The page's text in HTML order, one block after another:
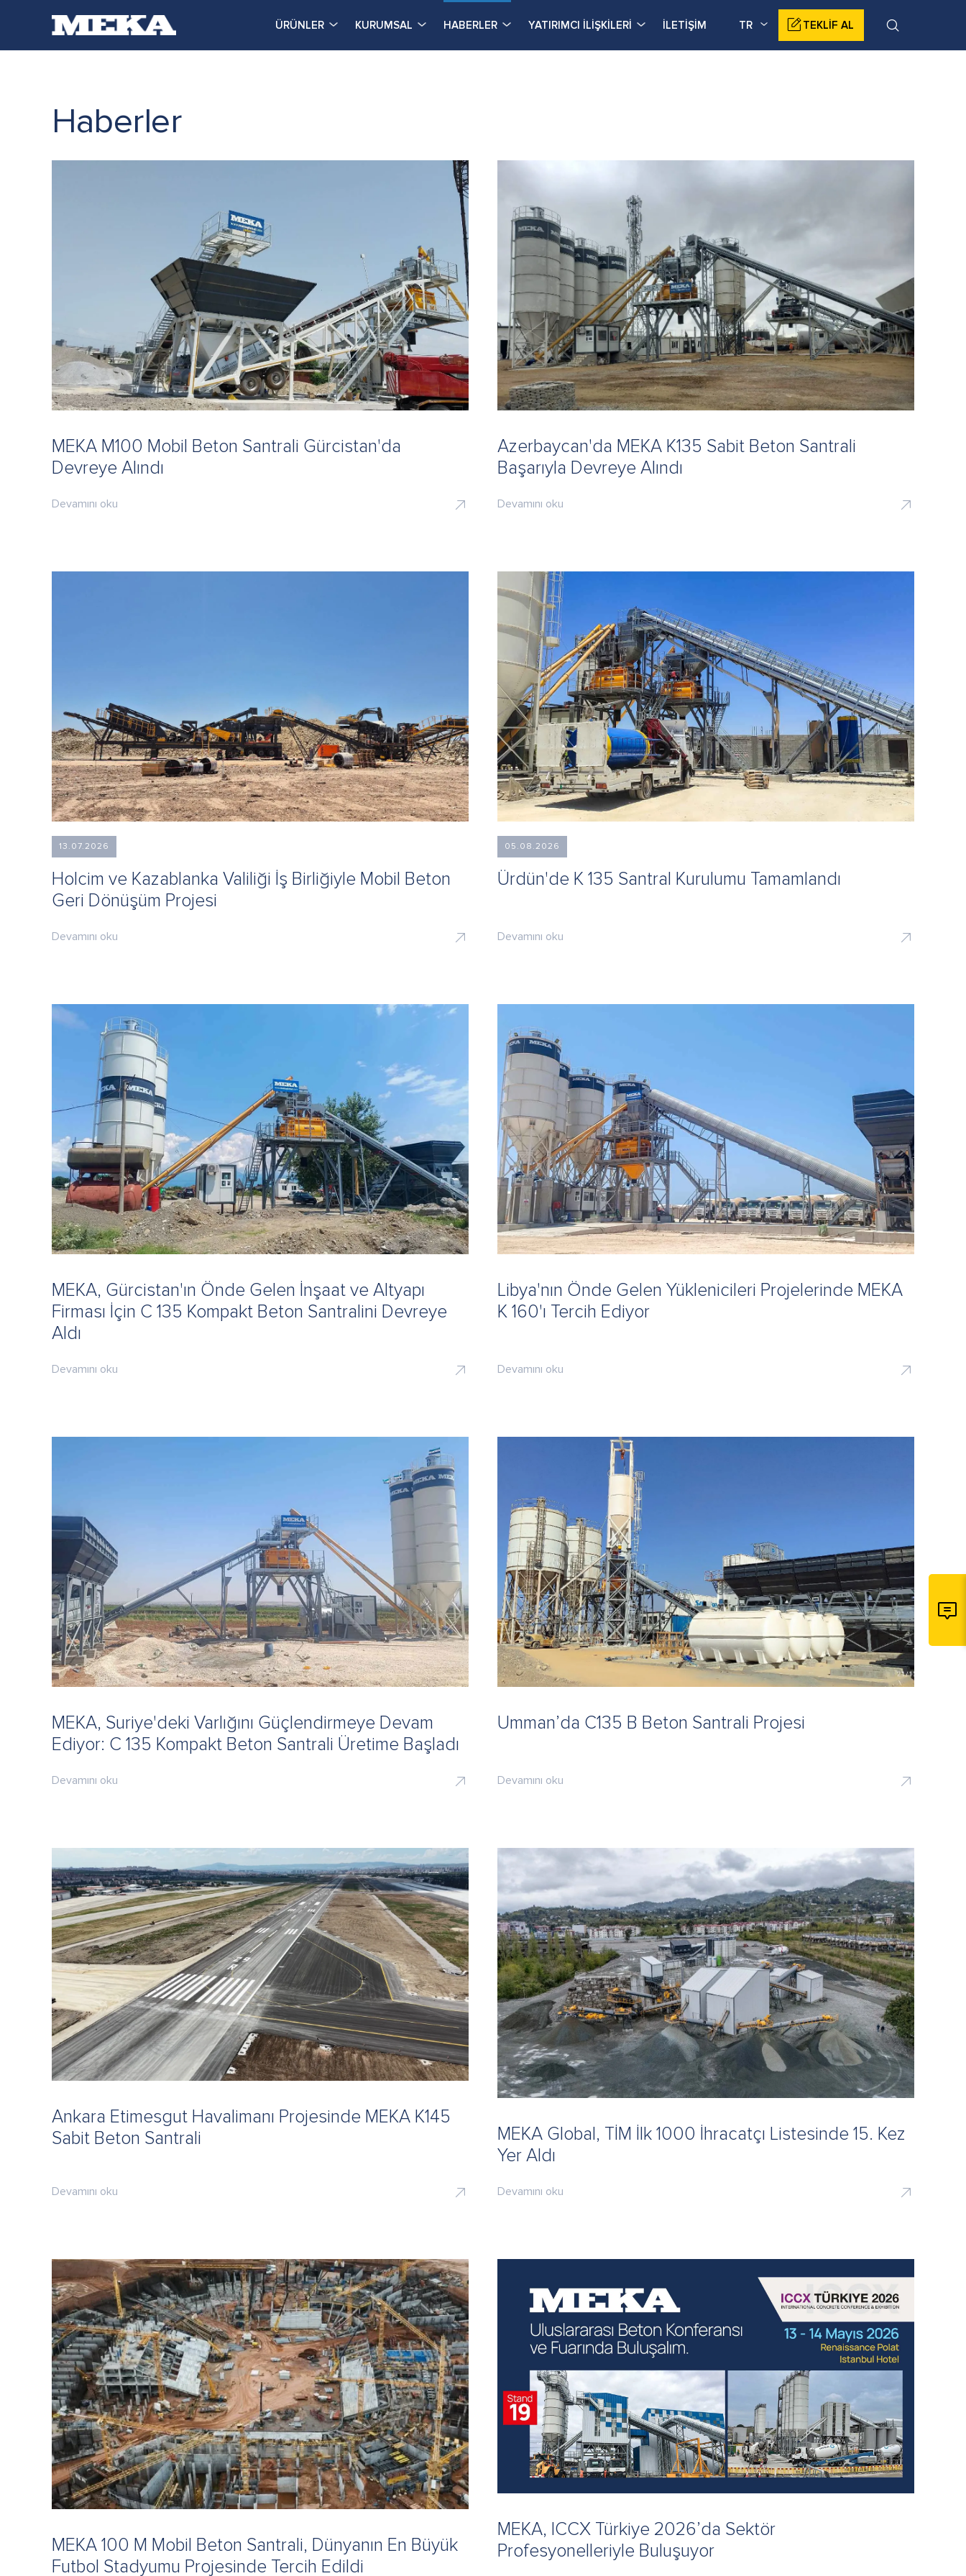
TEKLİF AL
TR
ÜRÜNLER KURUMSAL HABERLER YATIRIMCI İLİŞKİLERİ İLETİŞİM
Haberler
MEKA M100 Mobil Beton Santrali Gürcistan'da
Devreye Alındı
Devamını oku
Azerbaycan'da MEKA K135 Sabit Beton Santrali
Başarıyla Devreye Alındı
Devamını oku
13.07.2026
Holcim ve Kazablanka Valiliği İş Birliğiyle Mobil Beton
Geri Dönüşüm Projesi
Devamını oku
05.08.2026
Ürdün'de K 135 Santral Kurulumu Tamamlandı
Devamını oku
MEKA, Gürcistan'ın Önde Gelen İnşaat ve Altyapı
Firması İçin C 135 Kompakt Beton Santralini Devreye
Aldı
Devamını oku
Libya'nın Önde Gelen Yüklenicileri Projelerinde MEKA
K 160'ı Tercih Ediyor
Devamını oku
MEKA, Suriye'deki Varlığını Güçlendirmeye Devam
Ediyor: C 135 Kompakt Beton Santrali Üretime Başladı
Devamını oku
Umman’da C135 B Beton Santrali Projesi
Devamını oku
Ankara Etimesgut Havalimanı Projesinde MEKA K145
Sabit Beton Santrali
Devamını oku
MEKA Global, TİM İlk 1000 İhracatçı Listesinde 15. Kez
Yer Aldı
Devamını oku
MEKA 100 M Mobil Beton Santrali, Dünyanın En Büyük
Futbol Stadyumu Projesinde Tercih Edildi
MEKA, ICCX Türkiye 2026’da Sektör
Profesyonelleriyle Buluşuyor